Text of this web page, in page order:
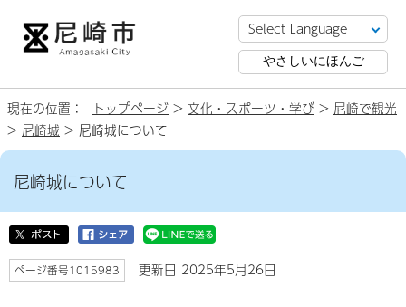
やさしいにほんご
現在の位置： トップページ > 文化・スポーツ・学び > 尼崎で観光
> 尼崎城 > 尼崎城について
尼崎城について
ページ番号1015983 更新日 2025年5月26日